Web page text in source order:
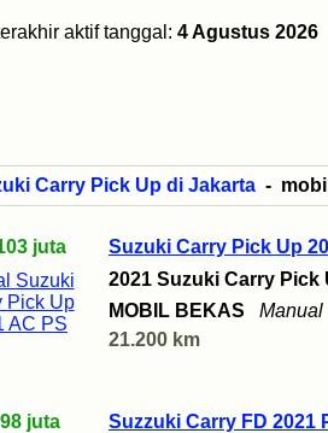
aktif tanggal: 4 Agustus 2026
Carry Pick Up di Jakarta -
juta
Suzuki Carry Pick Up
2021 Suzuki Carry Pick
MOBIL BEKAS
Manual
21.200 km
juta
Suzzuki Carry FD 2021